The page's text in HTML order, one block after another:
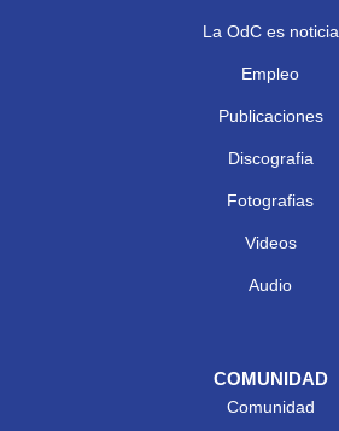
La OdC es noticia
Empleo
Publicaciones
Discografia
Fotografias
Videos
Audio
COMUNIDAD
Comunidad